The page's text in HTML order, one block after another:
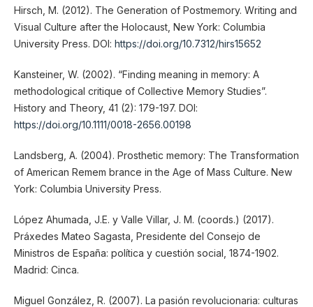
Hirsch, M. (2012). The Generation of Postmemory. Writing and
Visual Culture after the Holocaust, New York: Columbia
University Press. DOI: https://doi.org/10.7312/hirs15652
Kansteiner, W. (2002). “Finding meaning in memory: A
methodological critique of Collective Memory Studies”.
History and Theory, 41 (2): 179-197. DOI:
https://doi.org/10.1111/0018-2656.00198
Landsberg, A. (2004). Prosthetic memory: The Transformation
of American Remem brance in the Age of Mass Culture. New
York: Columbia University Press.
López Ahumada, J.E. y Valle Villar, J. M. (coords.) (2017).
Práxedes Mateo Sagasta, Presidente del Consejo de
Ministros de España: política y cuestión social, 1874-1902.
Madrid: Cinca.
Miguel González, R. (2007). La pasión revolucionaria: culturas